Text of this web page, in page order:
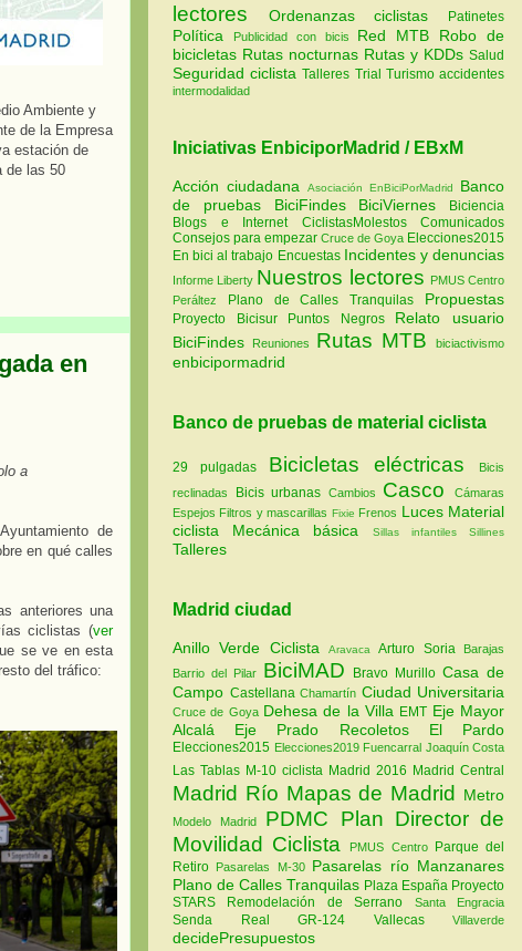
Ambiente y
de la Empresa
estación de
de las 50
en
a
de
en qué calles
anteriores una
ciclistas (ver
se ve en esta
del tráfico:
lectores
Ordenanzas ciclistas Patinetes
Política Publicidad con bicis Red MTB Robo de
bicicletas Rutas nocturnas Rutas y KDDs Salud
Seguridad ciclistaTalleres Trial Turismoaccidentes
intermodalidad
Iniciativas EnbiciporMadrid / EBxM
Acción ciudadana Asociación EnBiciPorMadrid
Banco
de pruebas
BiciFindes BiciViernes
Biciencia
Blogs e Internet
CiclistasMolestos
Comunicados
Consejos para empezar Cruce de Goya Elecciones2015
En bici al trabajo Encuestas Incidentes y denuncias
Informe Liberty Nuestros lectores
PMUS Centro
Peráltez
Plano de Calles Tranquilas Propuestas
Proyecto Bicisur Puntos Negros
Relato usuario
BiciFindes
Reuniones Rutas MTB biciactivismo
enbicipormadrid
Banco de pruebas de material ciclista
29 pulgadas Bicicletas eléctricas
Bicis
reclinadas
Bicis urbanas Cambios Casco
Cámaras
Espejos Filtros y mascarillas Fixie Frenos Luces Material
ciclista
Mecánica básica Sillas infantiles Sillines
Talleres
Madrid ciudad
Anillo Verde Ciclista AravacaArturo Soria
Barajas
Barrio del Pilar BiciMAD Bravo MurilloCasa de
Campo Castellana Chamartín Ciudad Universitaria
Cruce de Goya Dehesa de la Villa EMT Eje Mayor
Alcalá Eje Prado Recoletos El Pardo
Elecciones2015 Elecciones2019 Fuencarral Joaquín Costa
Las Tablas M-10 ciclista Madrid 2016 Madrid Central
Madrid Río Mapas de Madrid Metro
Modelo Madrid PDMC Plan Director de
Movilidad Ciclista
PMUS Centro Parque del
Retiro Pasarelas M-30 Pasarelas río Manzanares
Plano de Calles Tranquilas Plaza España Proyecto
STARS Remodelación de Serrano Santa Engracia
Senda Real GR-124 Vallecas Villaverde
decidePresupuestos